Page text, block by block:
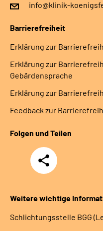
info@klinik-
Barrierefreiheit
Erklärung zur
Erklärung zur
Gebärdensprache
Erklärung zur
Feedback zur
Folgen und Teilen
Teilen
Weitere wichtige
Schlich­tungs­stel­le BGG